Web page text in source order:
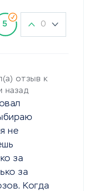
5 0
отзыв к
назад
не
за
за
Когда